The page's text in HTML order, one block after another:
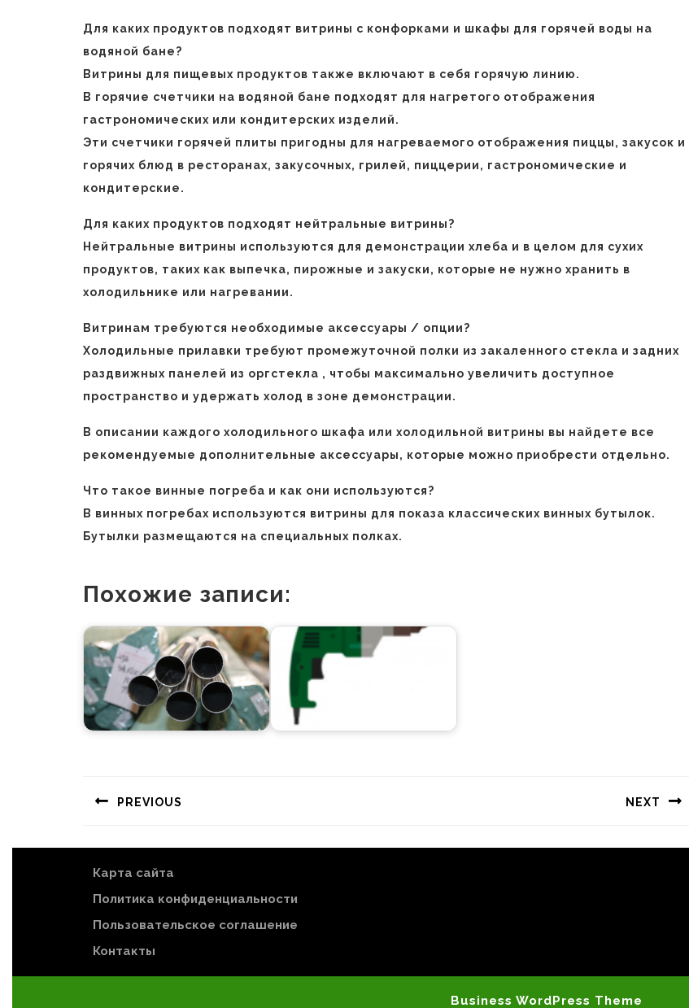
Для каких продуктов подходят витрины с конфорками и шкафы для горячей воды на
водяной бане?
Витрины для пищевых продуктов также включают в себя горячую линию.
В горячие счетчики на водяной бане подходят для нагретого отображения
гастрономических или кондитерских изделий.
Эти счетчики горячей плиты пригодны для нагреваемого отображения пиццы, закусок и
горячих блюд в ресторанах, закусочных, грилей, пиццерии, гастрономические и
кондитерские.
Для каких продуктов подходят нейтральные витрины?
Нейтральные витрины используются для демонстрации хлеба и в целом для сухих
продуктов, таких как выпечка, пирожные и закуски, которые не нужно хранить в
холодильнике или нагревании.
Витринам требуются необходимые аксессуары / опции?
Холодильные прилавки требуют промежуточной полки из закаленного стекла и задних
раздвижных панелей из оргстекла , чтобы максимально увеличить доступное
пространство и удержать холод в зоне демонстрации.
В описании каждого холодильного шкафа или холодильной витрины вы найдете все
рекомендуемые дополнительные аксессуары, которые можно приобрести отдельно.
Что такое винные погреба и как они используются?
В винных погребах используются витрины для показа классических винных бутылок.
Бутылки размещаются на специальных полках.
Похожие записи:
по
PREVIOUS NEXT
Карта сайта
Политика конфиденциальности
Пользовательское соглашение
Контакты
Business WordPress Theme